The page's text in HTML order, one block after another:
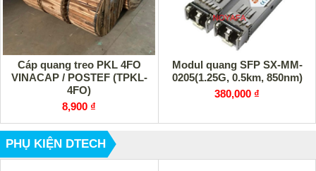
Cáp quang treo PKL 4FO
VINACAP / POSTEF (TPKL-
4FO)
8,900 ₫
Modul quang SFP SX-MM-
0205(1.25G, 0.5km, 850nm)
380,000 ₫
PHỤ KIỆN DTECH